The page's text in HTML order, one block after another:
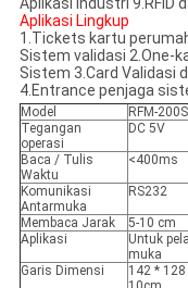
Aplikasi industri 9.RFID
Aplikasi Lingkup
1.Tickets kartu
Sistem validasi 2.One-
Sistem 3.Card Validasi
4.Entrance penjaga
Model RFM-200S
Tegangan
operasi
DC 5V
Baca / Tulis
Waktu
<400ms
Komunikasi
Antarmuka
RS232
Membaca Jarak 5-10 cm
Aplikasi
Untuk
muka
Garis Dimensi
142 * 128